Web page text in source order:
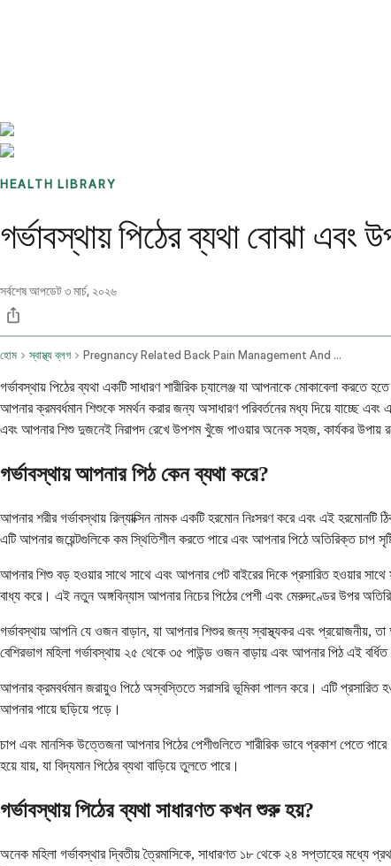
HEALTH LIBRARY
গর্ভাবস্থায় পিঠের ব্যথা বোঝা এবং
সর্বশেষ আপডেট৩ মার্চ, ২০২৬
হোম স্বাস্থ্য ব্লগ Pregnancy Related Back Pain Management And Symptom Relief
গর্ভাবস্থায় পিঠের ব্যথা একটি সাধারণ শারীরিক চ্যালেঞ্জ যা আপনাকে মোকাবেলা
আপনার ক্রমবর্ধমান শিশুকে সমর্থন করার জন্য অসাধারণ পরিবর্তনের মধ্য দিয়ে যাচ্ছে
এবং আপনার শিশু দুজনেই নিরাপদ রেখে উপশম খুঁজে পাওয়ার অনেক সহজ, কার্যকর উপায়
গর্ভাবস্থায় আপনার পিঠ কেন ব্যথা করে?
আপনার শরীর গর্ভাবস্থায় রিল্যাক্সিন নামক একটি হরমোন নিঃসরণ করে এবং এই
এটি আপনার জয়েন্টগুলিকে কম স্থিতিশীল করতে পারে এবং আপনার পিঠে অতিরিক্ত চাপ
আপনার শিশু বড় হওয়ার সাথে সাথে এবং আপনার পেট বাইরের দিকে প্রসারিত হওয়ার
বাধ্য করে। এই নতুন অঙ্গবিন্যাস আপনার নিচের পিঠের পেশী এবং মেরুদণ্ডের উপর
গর্ভাবস্থায় আপনি যে ওজন বাড়ান, যা আপনার শিশুর জন্য স্বাস্থ্যকর এবং প্রয়োজনীয়,
বেশিরভাগ মহিলা গর্ভাবস্থায় ২৫ থেকে ৩৫ পাউন্ড ওজন বাড়ায় এবং আপনার পিঠ এই
আপনার ক্রমবর্ধমান জরায়ুও পিঠে অস্বস্তিতে সরাসরি ভূমিকা পালন করে। এটি প্রসারিত
আপনার পায়ে ছড়িয়ে পড়ে।
চাপ এবং মানসিক উত্তেজনা আপনার পিঠের পেশীগুলিতে শারীরিক ভাবে প্রকাশ পেতে
হয়ে যায়, যা বিদ্যমান পিঠের ব্যথা বাড়িয়ে তুলতে পারে।
গর্ভাবস্থায় পিঠের ব্যথা সাধারণত কখন শুরু হয়?
অনেক মহিলা গর্ভাবস্থার দ্বিতীয় ত্রৈমাসিকে, সাধারণত ১৮ থেকে ২৪ সপ্তাহের মধ্যে